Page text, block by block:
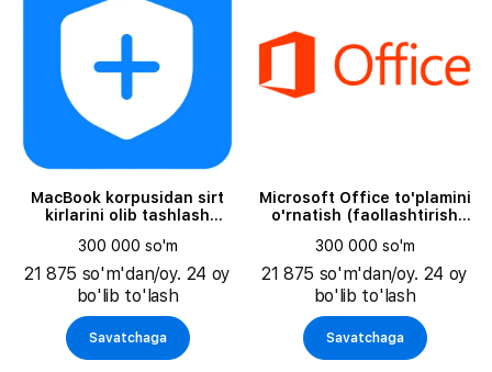
MacBook korpusidan sirt
kirlarini olib tashlash
ko'tarmasdan)
300 000 so'm
21 875 so'm'dan/oy. 24 oy
bo'lib to'lash
Savatchaga
Microsoft Office to'plamini
o'rnatish (faollashtirish
300 000 so'm
21 875 so'm'dan/oy. 24 oy
bo'lib to'lash
Savatchaga